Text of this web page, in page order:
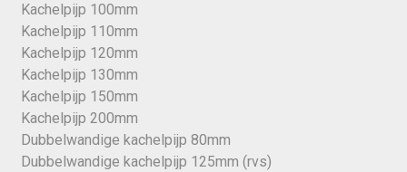
Kachelpijp 100mm
Kachelpijp 110mm
Kachelpijp 120mm
Kachelpijp 130mm
Kachelpijp 150mm
Kachelpijp 200mm
Dubbelwandige kachelpijp 80mm
Dubbelwandige kachelpijp 125mm (rvs)